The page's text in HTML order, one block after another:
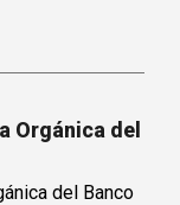
Orgánica del